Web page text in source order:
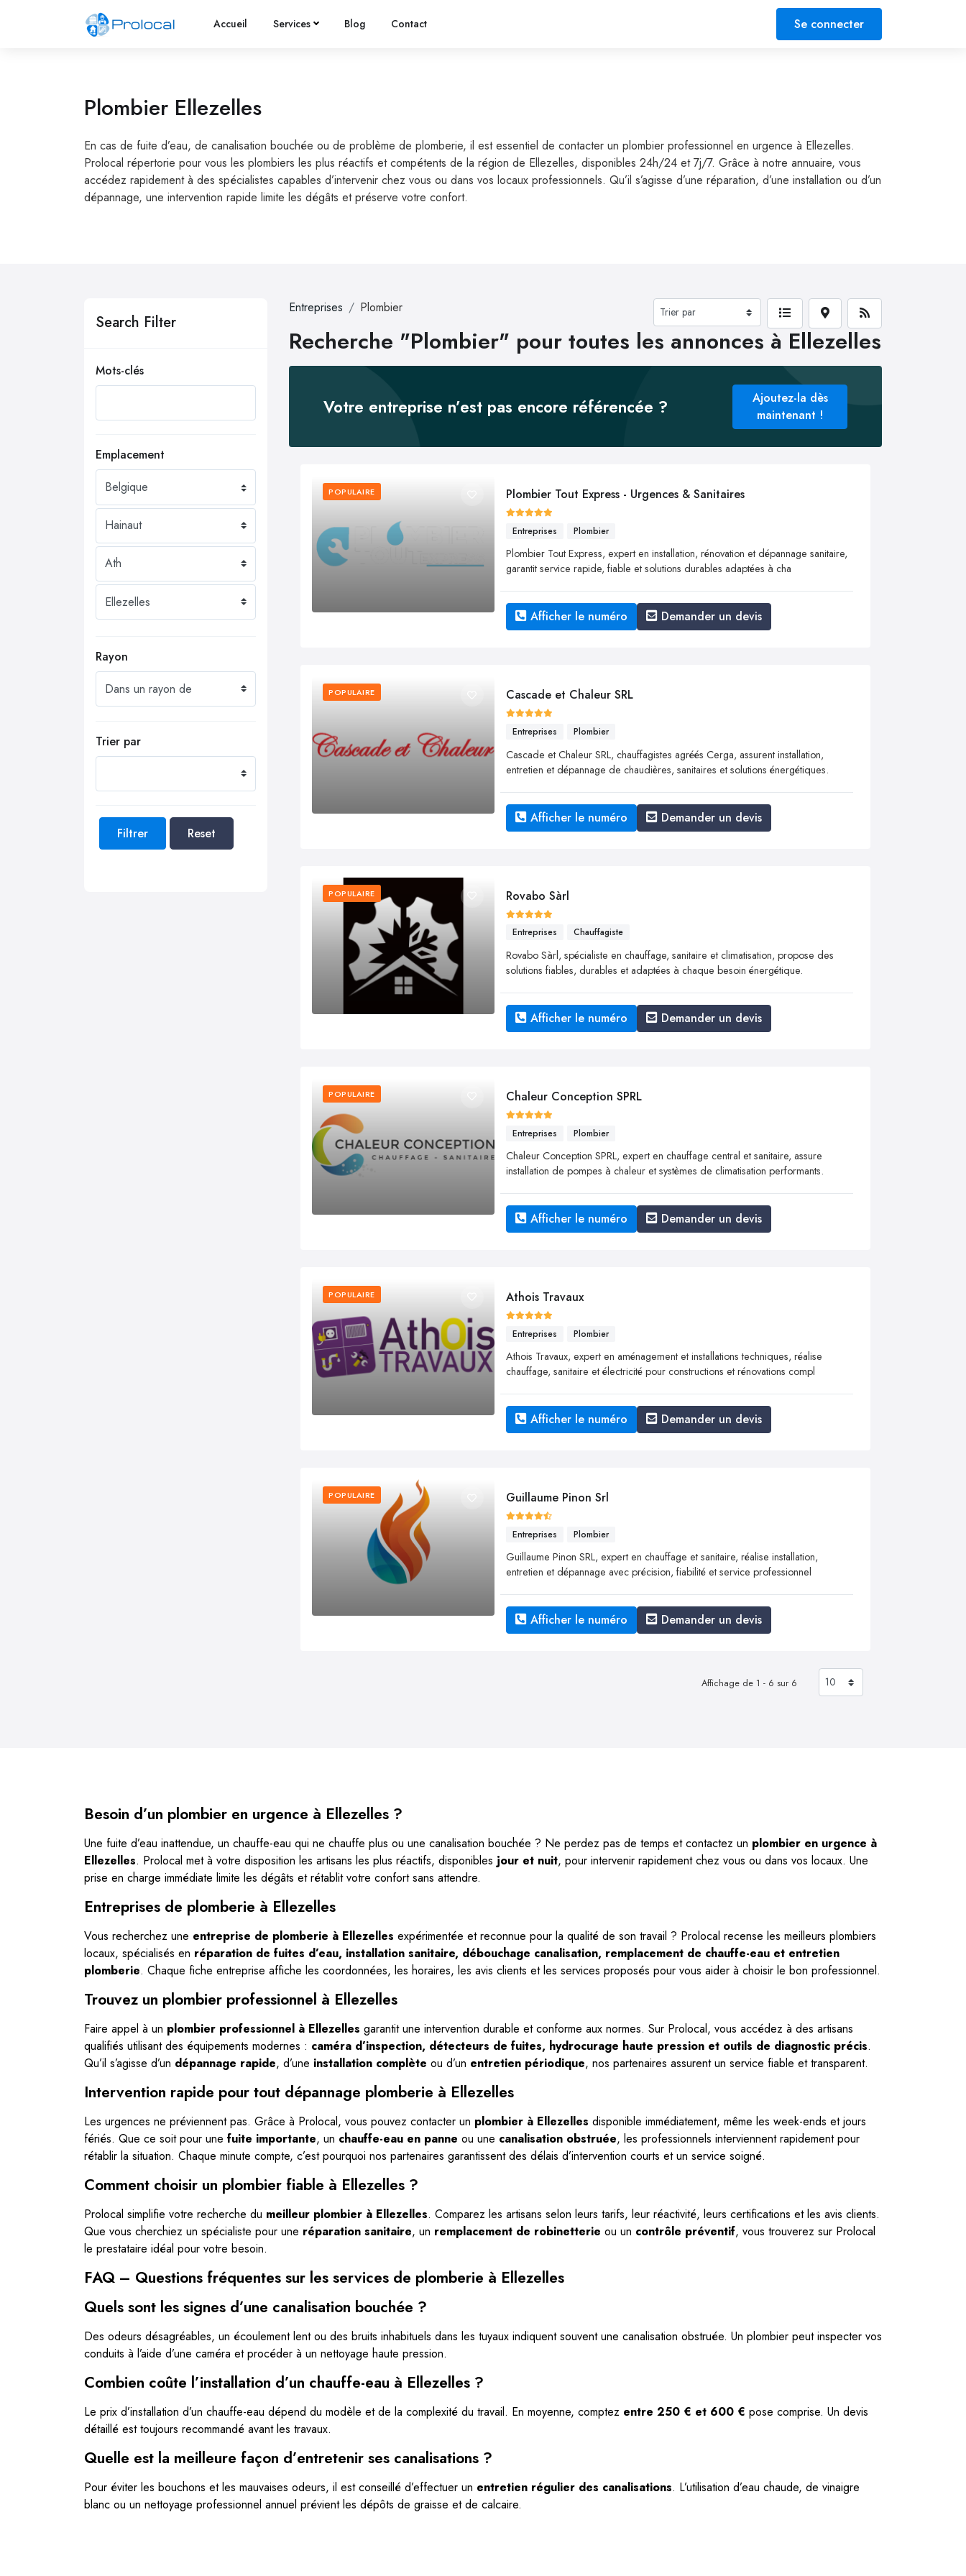
Accueil Services Blog Contact Se connecter
Plombier Ellezelles
En cas de fuite d’eau, de canalisation bouchée ou de problème de plomberie, il est essentiel de contacter un plombier professionnel en urgence à Ellezelles.
Prolocal répertorie pour vous les plombiers les plus réactifs et compétents de la région de Ellezelles, disponibles 24h/24 et 7j/7. Grâce à notre annuaire, vous
accédez rapidement à des spécialistes capables d’intervenir chez vous ou dans vos locaux professionnels. Qu’il s’agisse d’une réparation, d’une installation ou d’un
dépannage, une intervention rapide limite les dégâts et préserve votre confort.
Search Filter
Mots-clés
Emplacement
Rayon
Trier par
Filtrer Reset
Entreprises Plombier
Recherche "Plombier" pour toutes les annonces à Ellezelles
Votre entreprise n’est pas encore référencée ?
Ajoutez-la dès
maintenant !
POPULAIRE Plombier Tout Express - Urgences & Sanitaires
Entreprises Plombier
Plombier Tout Express, expert en installation, rénovation et dépannage sanitaire,
garantit service rapide, fiable et solutions durables adaptées à cha
Afficher le numéro Demander un devis
POPULAIRE Cascade et Chaleur SRL
Entreprises Plombier
Cascade et Chaleur SRL, chauffagistes agréés Cerga, assurent installation,
entretien et dépannage de chaudières, sanitaires et solutions énergétiques.
Afficher le numéro Demander un devis
POPULAIRE Rovabo Sàrl
Entreprises Chauffagiste
Rovabo Sàrl, spécialiste en chauffage, sanitaire et climatisation, propose des
solutions fiables, durables et adaptées à chaque besoin énergétique.
Afficher le numéro Demander un devis
POPULAIRE Chaleur Conception SPRL
Entreprises Plombier
Chaleur Conception SPRL, expert en chauffage central et sanitaire, assure
installation de pompes à chaleur et systèmes de climatisation performants.
Afficher le numéro Demander un devis
POPULAIRE Athois Travaux
Entreprises Plombier
Athois Travaux, expert en aménagement et installations techniques, réalise
chauffage, sanitaire et électricité pour constructions et rénovations compl
Afficher le numéro Demander un devis
POPULAIRE Guillaume Pinon Srl
Entreprises Plombier
Guillaume Pinon SRL, expert en chauffage et sanitaire, réalise installation,
entretien et dépannage avec précision, fiabilité et service professionnel
Afficher le numéro Demander un devis
Affichage de 1 - 6 sur 6
Besoin d’un plombier en urgence à Ellezelles ?
Une fuite d’eau inattendue, un chauffe-eau qui ne chauffe plus ou une canalisation bouchée ? Ne perdez pas de temps et contactez un plombier en urgence à
Ellezelles. Prolocal met à votre disposition les artisans les plus réactifs, disponibles jour et nuit, pour intervenir rapidement chez vous ou dans vos locaux. Une
prise en charge immédiate limite les dégâts et rétablit votre confort sans attendre.
Entreprises de plomberie à Ellezelles
Vous recherchez une entreprise de plomberie à Ellezelles expérimentée et reconnue pour la qualité de son travail ? Prolocal recense les meilleurs plombiers
locaux, spécialisés en réparation de fuites d’eau, installation sanitaire, débouchage canalisation, remplacement de chauffe-eau et entretien
plomberie. Chaque fiche entreprise affiche les coordonnées, les horaires, les avis clients et les services proposés pour vous aider à choisir le bon professionnel.
Trouvez un plombier professionnel à Ellezelles
Faire appel à un plombier professionnel à Ellezelles garantit une intervention durable et conforme aux normes. Sur Prolocal, vous accédez à des artisans
qualifiés utilisant des équipements modernes : caméra d’inspection, détecteurs de fuites, hydrocurage haute pression et outils de diagnostic précis.
Qu’il s’agisse d’un dépannage rapide, d’une installation complète ou d’un entretien périodique, nos partenaires assurent un service fiable et transparent.
Intervention rapide pour tout dépannage plomberie à Ellezelles
Les urgences ne préviennent pas. Grâce à Prolocal, vous pouvez contacter un plombier à Ellezelles disponible immédiatement, même les week-ends et jours
fériés. Que ce soit pour une fuite importante, un chauffe-eau en panne ou une canalisation obstruée, les professionnels interviennent rapidement pour
rétablir la situation. Chaque minute compte, c’est pourquoi nos partenaires garantissent des délais d’intervention courts et un service soigné.
Comment choisir un plombier fiable à Ellezelles ?
Prolocal simplifie votre recherche du meilleur plombier à Ellezelles. Comparez les artisans selon leurs tarifs, leur réactivité, leurs certifications et les avis clients.
Que vous cherchiez un spécialiste pour une réparation sanitaire, un remplacement de robinetterie ou un contrôle préventif, vous trouverez sur Prolocal
le prestataire idéal pour votre besoin.
FAQ – Questions fréquentes sur les services de plomberie à Ellezelles
Quels sont les signes d’une canalisation bouchée ?
Des odeurs désagréables, un écoulement lent ou des bruits inhabituels dans les tuyaux indiquent souvent une canalisation obstruée. Un plombier peut inspecter vos
conduits à l’aide d’une caméra et procéder à un nettoyage haute pression.
Combien coûte l’installation d’un chauffe-eau à Ellezelles ?
Le prix d’installation d’un chauffe-eau dépend du modèle et de la complexité du travail. En moyenne, comptez entre 250 € et 600 € pose comprise. Un devis
détaillé est toujours recommandé avant les travaux.
Quelle est la meilleure façon d’entretenir ses canalisations ?
Pour éviter les bouchons et les mauvaises odeurs, il est conseillé d’effectuer un entretien régulier des canalisations. L’utilisation d’eau chaude, de vinaigre
blanc ou un nettoyage professionnel annuel prévient les dépôts de graisse et de calcaire.